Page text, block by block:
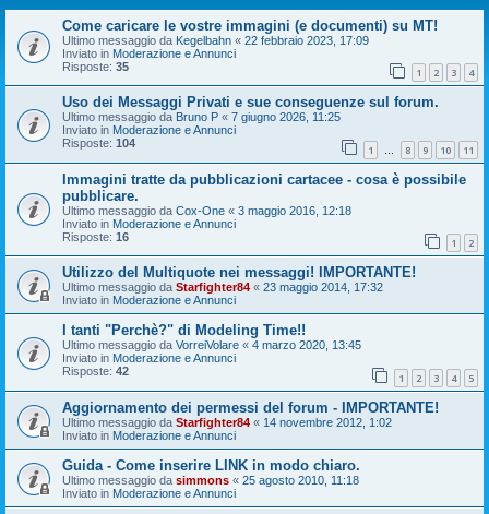
Come caricare le vostre immagini (e documenti) su MT!
Ultimo messaggio da Kegelbahn « 22 febbraio 2023, 17:09
Inviato in Moderazione e Annunci
Risposte: 35 1 2 3 4
Uso dei Messaggi Privati e sue conseguenze sul forum.
Ultimo messaggio da Bruno P « 7 giugno 2026, 11:25
Inviato in Moderazione e Annunci
Risposte: 104 1 … 8 9 10 11
Immagini tratte da pubblicazioni cartacee - cosa è possibile
pubblicare.
Ultimo messaggio da Cox-One « 3 maggio 2016, 12:18
Inviato in Moderazione e Annunci
Risposte: 16 1 2
Utilizzo del Multiquote nei messaggi! IMPORTANTE!
Ultimo messaggio da Starfighter84 « 23 maggio 2014, 17:32
Inviato in Moderazione e Annunci
I tanti "Perchè?" di Modeling Time!!
Ultimo messaggio da VorreiVolare « 4 marzo 2020, 13:45
Inviato in Moderazione e Annunci
Risposte: 42 1 2 3 4 5
Aggiornamento dei permessi del forum - IMPORTANTE!
Ultimo messaggio da Starfighter84 « 14 novembre 2012, 1:02
Inviato in Moderazione e Annunci
Guida - Come inserire LINK in modo chiaro.
Ultimo messaggio da simmons « 25 agosto 2010, 11:18
Inviato in Moderazione e Annunci